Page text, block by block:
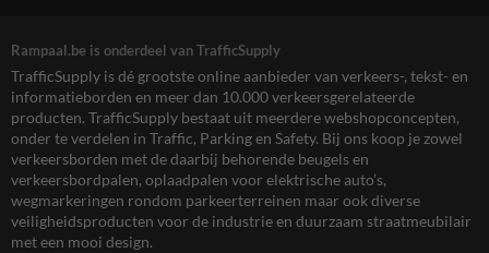
Rampaal.be is onderdeel van TrafficSupply
TrafficSupply is dé grootste online aanbieder van verkeers-, tekst- en
informatieborden en meer dan 10.000 verkeersgerelateerde
producten. TrafficSupply bestaat uit meerdere webshopconcepten,
onder te verdelen in Traffic, Parking en Safety. Bij ons koop je zowel
verkeersborden met de daarbij behorende beugels en
verkeersbordpalen, oplaadpalen voor elektrische auto’s,
wegmarkeringen rondom parkeerterreinen maar ook diverse
veiligheidsproducten voor de industrie en duurzaam straatmeubilair
met een mooi design.